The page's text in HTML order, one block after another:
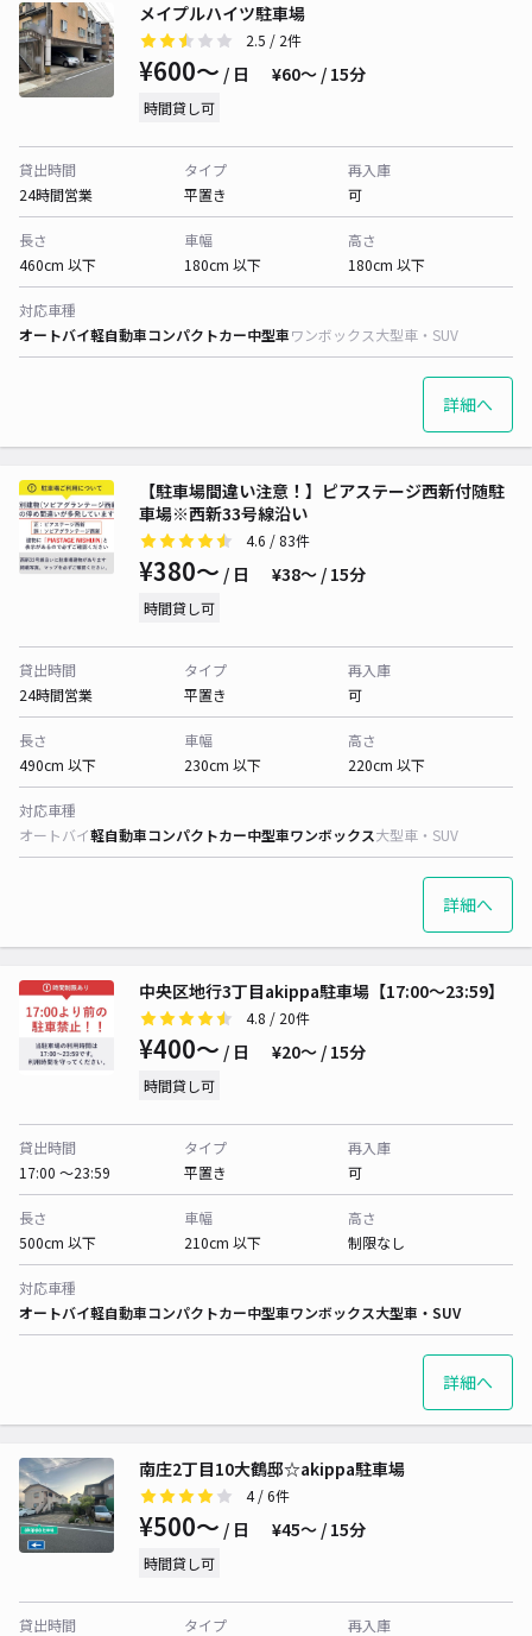
メイプルハイツ駐車場
2.5 / 2件
¥600〜 / 日 ¥60〜 / 15分
時間貸し可
貸出時間
24時間営業
タイプ
平置き
再入庫
可
長さ
460cm 以下
車幅
180cm 以下
高さ
180cm 以下
対応車種
オートバイ軽自動車コンパクトカー中型車ワンボックス大型車・SUV
詳細へ
【駐車場間違い注意！】ピアステージ西新付随駐
車場※西新33号線沿い
4.6 / 83件
¥380〜 / 日 ¥38〜 / 15分
時間貸し可
貸出時間
24時間営業
タイプ
平置き
再入庫
可
長さ
490cm 以下
車幅
230cm 以下
高さ
220cm 以下
対応車種
オートバイ軽自動車コンパクトカー中型車ワンボックス大型車・SUV
詳細へ
中央区地行3丁目akippa駐車場【17:00～23:59】
4.8 / 20件
¥400〜 / 日 ¥20〜 / 15分
時間貸し可
貸出時間
17:00 〜23:59
タイプ
平置き
再入庫
可
長さ
500cm 以下
車幅
210cm 以下
高さ
制限なし
対応車種
オートバイ軽自動車コンパクトカー中型車ワンボックス大型車・SUV
詳細へ
南庄2丁目10大鶴邸☆akippa駐車場
4/ 6件
¥500〜 / 日 ¥45〜 / 15分
時間貸し可
貸出時間
タイプ
再入庫